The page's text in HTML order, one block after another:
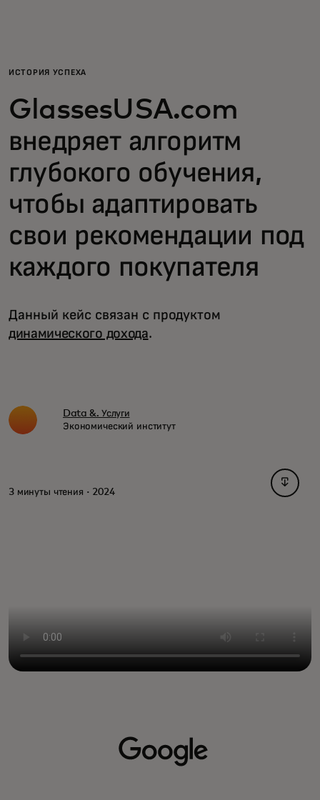
Для бизнеса
Для всего мира
Для новаторов
Новости и тренды
ИСТОРИЯ УСПЕХА
GlassesUSA.com
внедряет алгоритм
глубокого обучения,
чтобы адаптировать
свои рекомендации под
каждого покупателя
Данный кейс связан с продуктом
динамического дохода.
Data &. Услуги
Экономический институт
3 минуты чтения · 2024
opens